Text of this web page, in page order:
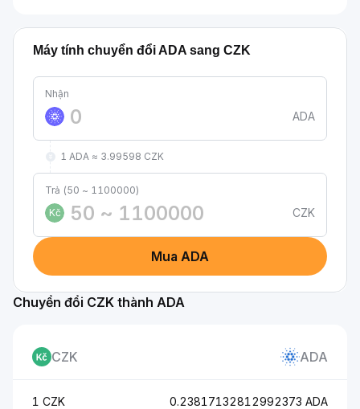
Máy tính chuyển đổi ADA sang CZK
Nhận
ADA
1 ADA ≈ 3.99598 CZK
Trả (50 ~ 1100000)
Kč
CZK
Mua ADA
Chuyển đổi CZK thành ADA
CZK ADA
1 CZK 0.23817132812992373 ADA